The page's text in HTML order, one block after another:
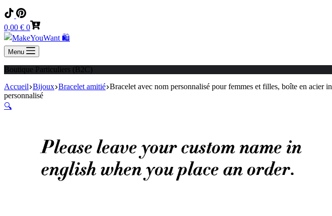
Panier
d’achat
0,00 € 0
Menu
Boutique Particuliers (B2C)
Accueil Bijoux Bracelet amitié Bracelet avec nom personnalisé pour femmes et filles, boîte en acier
personnalisé
🔍